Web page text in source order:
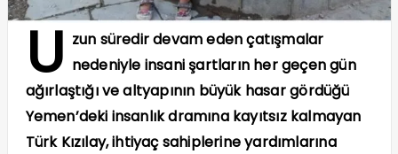
U zun süredir devam eden çatışmalar
nedeniyle insani şartların her geçen gün
ağırlaştığı ve altyapının büyük hasar gördüğü
Yemen’deki insanlık dramına kayıtsız kalmayan
Türk Kızılay, ihtiyaç sahiplerine yardımlarına